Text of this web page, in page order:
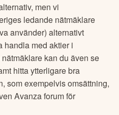
men vi
ledande nätmäklare
använder) alternativt
handla med aktier i
kan du även se
hitta ytterligare bra
som exempelvis omsättning,
Avanza forum för